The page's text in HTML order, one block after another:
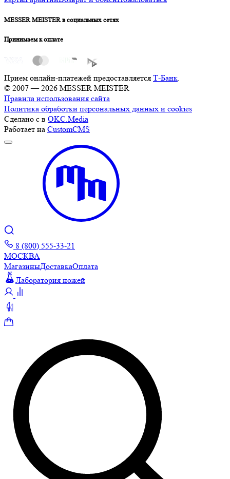
MESSER MEISTER в социальных сетях
Принимаем к оплате
Прием онлайн-платежей предоставляется Т-Банк.
© 2007 — 2026 MESSER MEISTER
Правила использования сайта
Политика обработки персональных данных и cookies
Сделано с в OKC.Media
Работает на CustomCMS
8 (800) 555-33-21
МОСКВА
МагазиныДоставкаОплата
Лаборатория ножей